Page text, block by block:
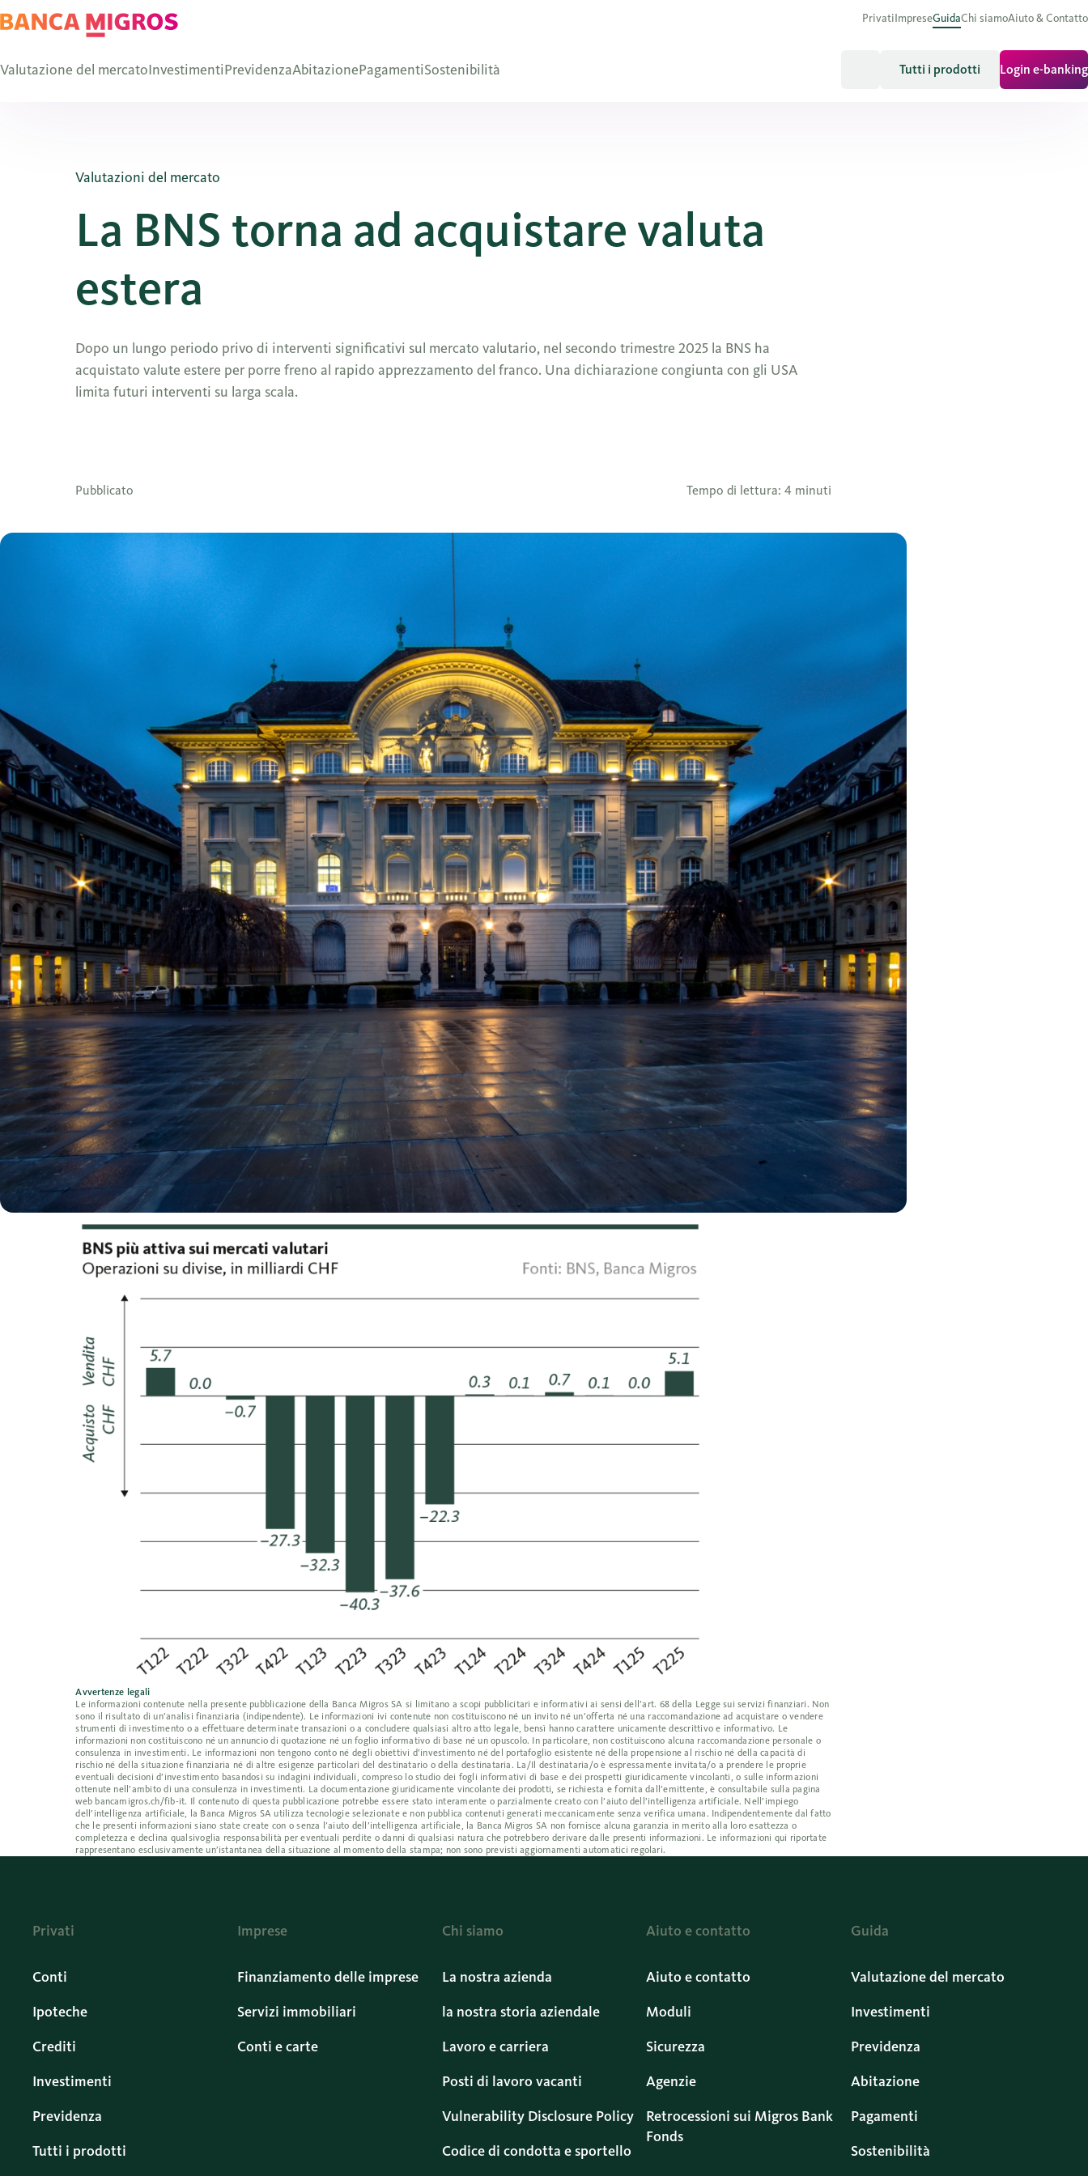
PrivatiImpreseGuidaChi siamoAiuto & Contatto
Valutazione del mercatoInvestimentiPrevidenzaAbitazionePagamentiSostenibilità Tutti i prodotti Login e-banking
Valutazioni del mercato
La BNS torna ad acquistare valuta
estera
Dopo un lungo periodo privo di interventi significativi sul mercato valutario, nel secondo trimestre 2025 la BNS ha
acquistato valute estere per porre freno al rapido apprezzamento del franco. Una dichiarazione congiunta con gli USA
limita futuri interventi su larga scala.
Pubblicato Tempo di lettura: 4 minuti
Avvertenze legali
Le informazioni contenute nella presente pubblicazione della Banca Migros SA si limitano a scopi pubblicitari e informativi ai sensi dell’art. 68 della Legge sui servizi finanziari. Non
sono il risultato di un’analisi finanziaria (indipendente). Le informazioni ivi contenute non costituiscono né un invito né un’offerta né una raccomandazione ad acquistare o vendere
strumenti di investimento o a effettuare determinate transazioni o a concludere qualsiasi altro atto legale, bensì hanno carattere unicamente descrittivo e informativo. Le
informazioni non costituiscono né un annuncio di quotazione né un foglio informativo di base né un opuscolo. In particolare, non costituiscono alcuna raccomandazione personale o
consulenza in investimenti. Le informazioni non tengono conto né degli obiettivi d’investimento né del portafoglio esistente né della propensione al rischio né della capacità di
rischio né della situazione finanziaria né di altre esigenze particolari del destinatario o della destinataria. La/Il destinataria/o è espressamente invitata/o a prendere le proprie
eventuali decisioni d’investimento basandosi su indagini individuali, compreso lo studio dei fogli informativi di base e dei prospetti giuridicamente vincolanti, o sulle informazioni
ottenute nell’ambito di una consulenza in investimenti. La documentazione giuridicamente vincolante dei prodotti, se richiesta e fornita dall’emittente, è consultabile sulla pagina
web bancamigros.ch/fib-it. Il contenuto di questa pubblicazione potrebbe essere stato interamente o parzialmente creato con l’aiuto dell’intelligenza artificiale. Nell’impiego
dell’intelligenza artificiale, la Banca Migros SA utilizza tecnologie selezionate e non pubblica contenuti generati meccanicamente senza verifica umana. Indipendentemente dal fatto
che le presenti informazioni siano state create con o senza l’aiuto dell’intelligenza artificiale, la Banca Migros SA non fornisce alcuna garanzia in merito alla loro esattezza o
completezza e declina qualsivoglia responsabilità per eventuali perdite o danni di qualsiasi natura che potrebbero derivare dalle presenti informazioni. Le informazioni qui riportate
rappresentano esclusivamente un’istantanea della situazione al momento della stampa; non sono previsti aggiornamenti automatici regolari.
Privati
Conti
Ipoteche
Crediti
Investimenti
Previdenza
Tutti i prodotti
Imprese
Finanziamento delle imprese
Servizi immobiliari
Conti e carte
Chi siamo
La nostra azienda
la nostra storia aziendale
Lavoro e carriera
Posti di lavoro vacanti
Vulnerability Disclosure Policy
Codice di condotta e sportello
Aiuto e contatto
Aiuto e contatto
Moduli
Sicurezza
Agenzie
Retrocessioni sui Migros Bank
Fonds
Guida
Valutazione del mercato
Investimenti
Previdenza
Abitazione
Pagamenti
Sostenibilità